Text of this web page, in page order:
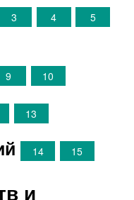
3 4
5
9 10
13
14 15
и